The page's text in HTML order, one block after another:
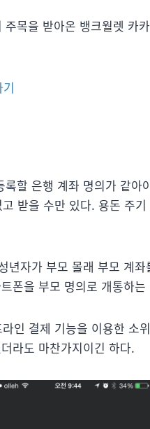
목을 받아온 뱅크월렛 카
할 은행 계좌 명의가 같
받을 수만 있다. 용돈 주
년자가 부모 몰래 부모 계
폰을 부모 명의로 개통하
인 결제 기능을 이용한 소
라도 마찬가지이긴 하다.